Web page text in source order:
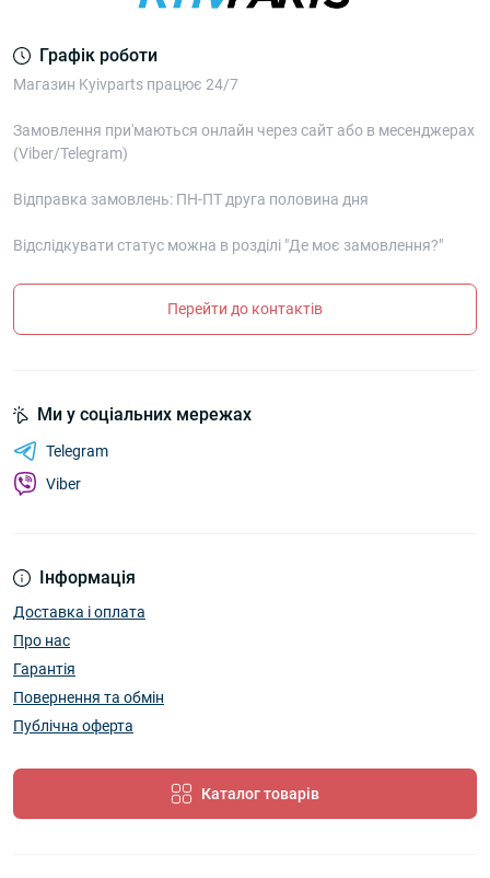
Графік роботи
Магазин Kyivparts працює 24/7
Замовлення при'маються онлайн через сайт або в месенджерах
(Viber/Telegram)
Відправка замовлень: ПН-ПТ друга половина дня
Відслідкувати статус можна в розділі "Де моє замовлення?"
Перейти до контактів
Інформація
Доставка і оплата
Про нас
Гарантія
Повернення та обмін
Публічна оферта
Каталог товарів
Ми у соціальних мережах
Telegram
Viber